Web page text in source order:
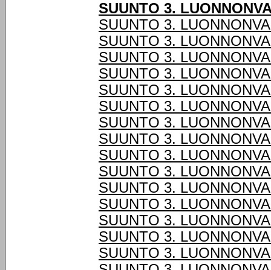
SUUNTO 3.
SUUNTO 3.
SUUNTO 3.
SUUNTO 3.
SUUNTO 3.
SUUNTO 3.
SUUNTO 3.
SUUNTO 3.
SUUNTO 3.
SUUNTO 3.
SUUNTO 3.
SUUNTO 3.
SUUNTO 3.
SUUNTO 3.
SUUNTO 3.
SUUNTO 3.